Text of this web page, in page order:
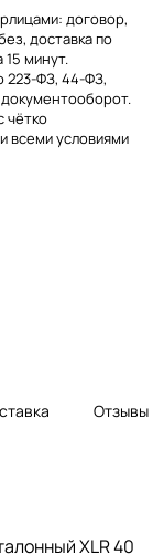
договор,
доставка по
15 минут.
223-ФЗ, 44-ФЗ,
чётко
всеми условиями
Отзывы
XLR 40